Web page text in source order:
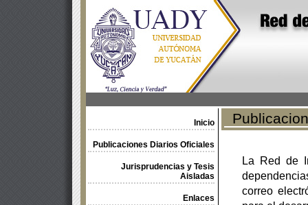
Inicio
Publicaciones Diarios Oficiales
Jurisprudencias y Tesis
Aisladas
Enlaces
La Red de
correo